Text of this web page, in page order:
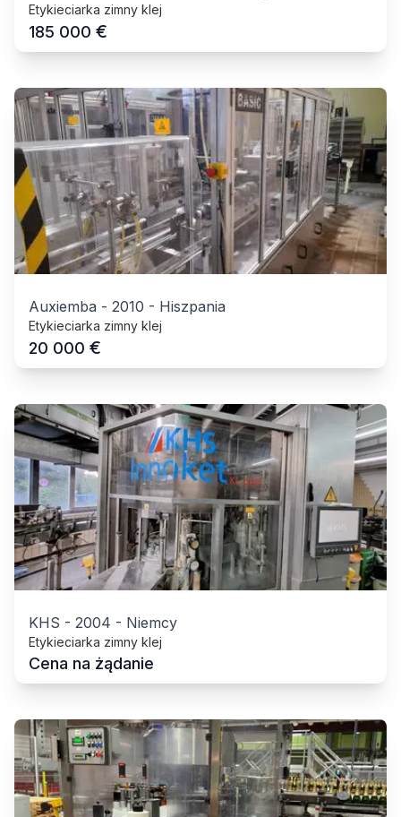
Etykieciarka zimny klej
185 000 €
Auxiemba - 2010 - Hiszpania
Etykieciarka zimny klej
20 000 €
KHS - 2004 - Niemcy
Etykieciarka zimny klej
Cena na żądanie